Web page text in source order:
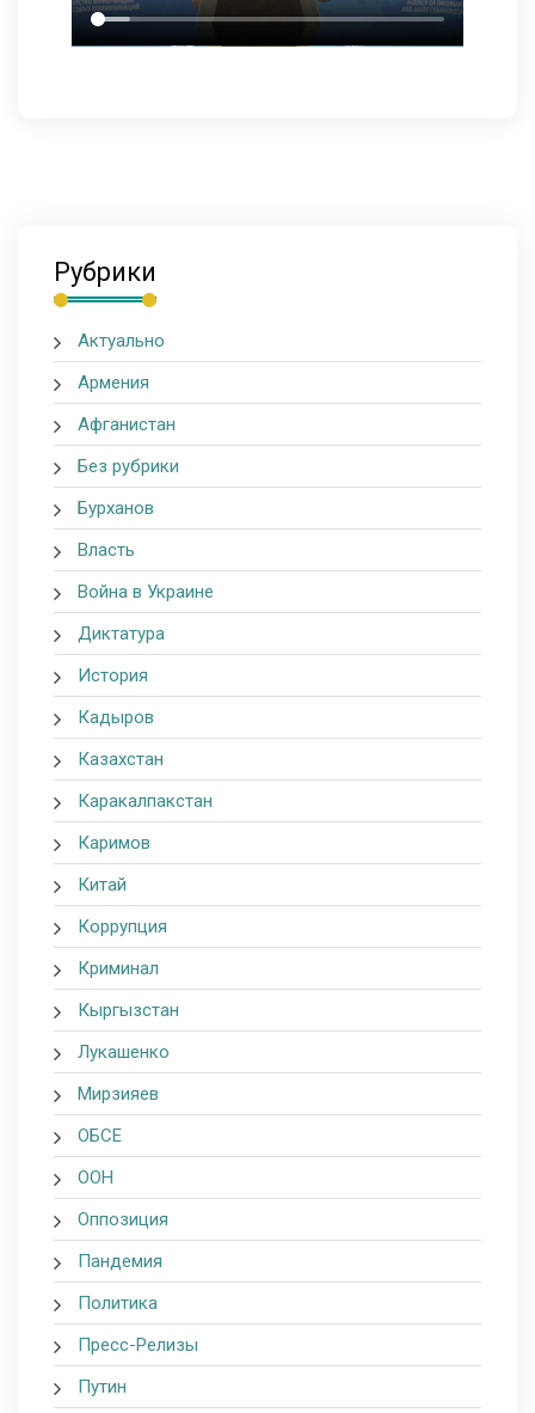
Рубрики
Актуально
Армения
Афганистан
Без рубрики
Бурханов
Власть
Война в Украине
Диктатура
История
Кадыров
Казахстан
Каракалпакстан
Каримов
Китай
Коррупция
Криминал
Кыргызстан
Лукашенко
Мирзияев
ОБСЕ
ООН
Оппозиция
Пандемия
Политика
Пресс-Релизы
Путин